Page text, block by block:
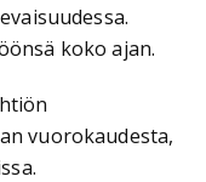
koko ajan.
vuorokaudesta,